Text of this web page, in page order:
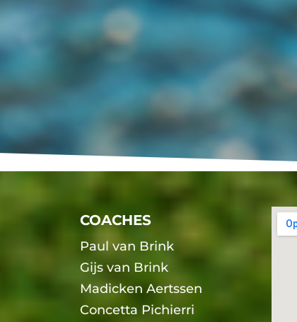
COACHES
Paul van Brink
Gijs van Brink
Madicken Aertssen
Concetta Pichierri